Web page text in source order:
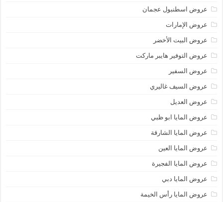
عروض اسطنبول عجمان
عروض الإمارات
عروض البيت الأخضر
عروض التوفير هايبر ماركت
عروض السفير
عروض السيف غاليري
عروض العديل
عروض المايا ابو ظبي
عروض المايا الشارقة
عروض المايا العين
عروض المايا الفجيرة
عروض المايا دبي
عروض المايا رأس الخيمة